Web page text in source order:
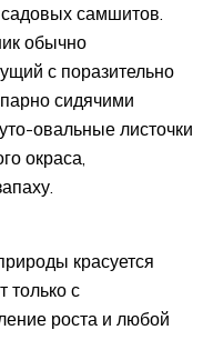
самшитов.
обычно
с поразительно
сидячими
овальные листочки
окраса,
красуется
только с
роста и любой